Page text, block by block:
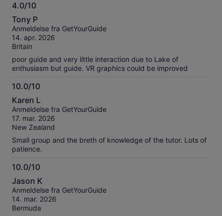
4.0/10
4.0
ud
af
10
Tony P
Anmeldelse fra GetYourGuide
14. apr. 2026
Britain
poor guide and very little interaction due to Lake of
enthusiasm but guide. VR graphics could be improved
10.0/10
10.0
ud
af
10
Karen L
Anmeldelse fra GetYourGuide
17. mar. 2026
New Zealand
Small group and the breth of knowledge of the tutor. Lots of
patience.
10.0/10
10.0
ud
af
10
Jason K
Anmeldelse fra GetYourGuide
14. mar. 2026
Bermuda